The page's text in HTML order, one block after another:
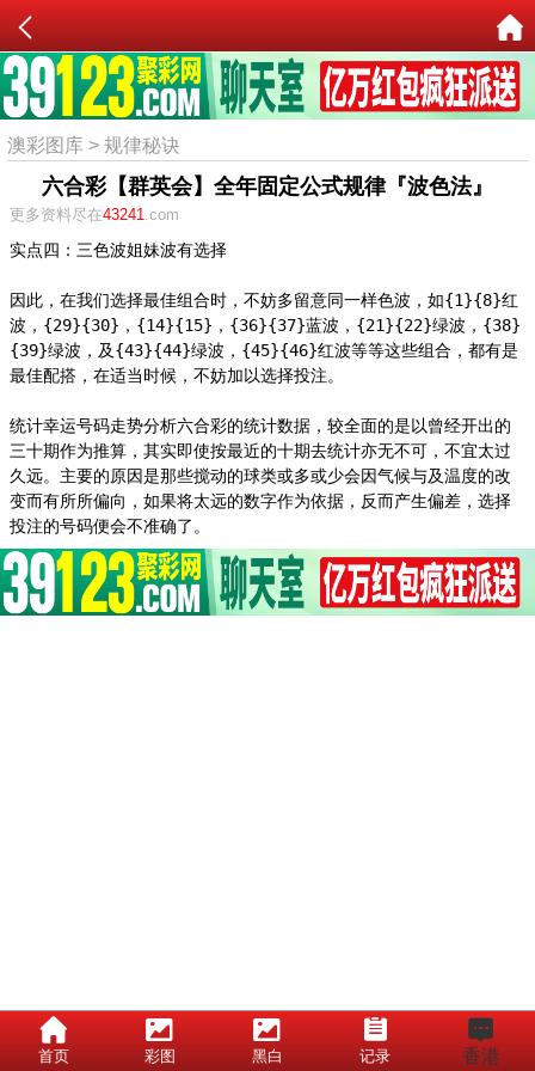
澳彩图库 >规律秘诀
六合彩【群英会】全年固定公式规律『波色法』
更多资料尽在43241.com
实点四：三色波姐妹波有选择
因此，在我们选择最佳组合时，不妨多留意同一样色波，如{1}{8}红
波，{29}{30}，{14}{15}，{36}{37}蓝波，{21}{22}绿波，{38}
{39}绿波，及{43}{44}绿波，{45}{46}红波等等这些组合，都有是
最佳配搭，在适当时候，不妨加以选择投注。
统计幸运号码走势分析六合彩的统计数据，较全面的是以曾经开出的
三十期作为推算，其实即使按最近的十期去统计亦无不可，不宜太过
久远。主要的原因是那些搅动的球类或多或少会因气候与及温度的改
变而有所所偏向，如果将太远的数字作为依据，反而产生偏差，选择
投注的号码便会不准确了。
首页 彩图 黑白 记录 香港